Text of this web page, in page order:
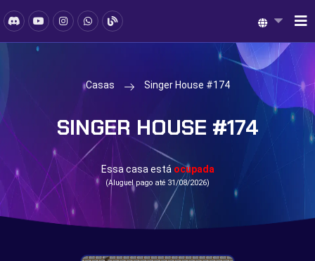
Casas Singer House #174
SINGER HOUSE #174
Essa casa está ocupada
(Aluguel pago até 31/08/2026)